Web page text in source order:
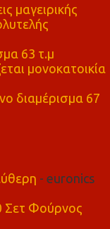
μαγειρικής
63 τ.μ
μονοκατοικία
διαμέρισμα 67
- euronics
Σετ Φούρνος